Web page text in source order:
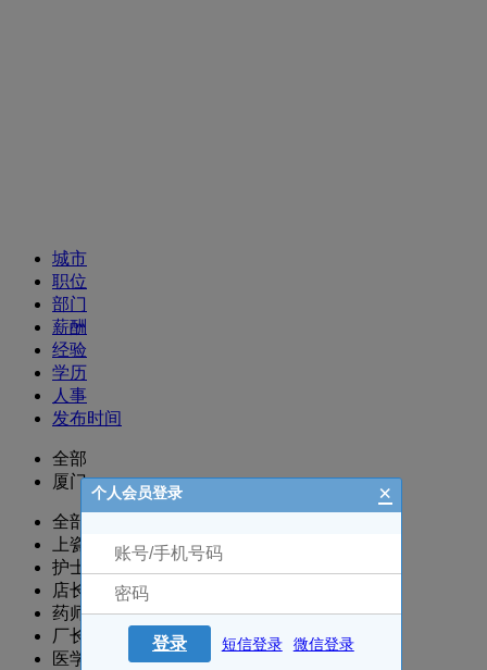
城市
职位
部门
薪酬
经验
学历
人事
发布时间
全部
厦门
全部
上瓷部
护士/护理
店长
药师/执业药师
厂长/主任/经理
医学运营/项目
个人会员登录 ×
登录 短信登录 微信登录